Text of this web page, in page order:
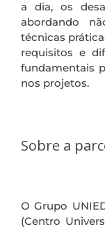
a dia, os
abordando
técnicas
requisitos e
fundamentais
nos projetos.
Sobre a
O Grupo
(Centro